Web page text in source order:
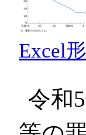
Excel
令和